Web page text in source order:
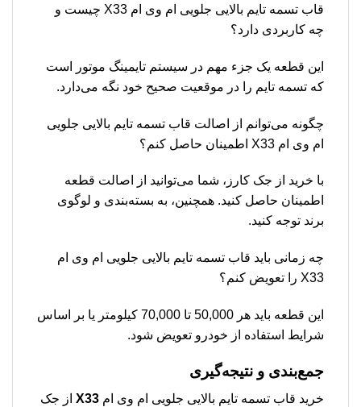
قاب تسمه تایم بالایی جلویی ام وی ام X33 چیست و
چه کاربردی دارد؟
این قطعه یک جزء مهم در سیستم تایمینگ موتور است
که تسمه تایم را در موقعیت صحیح خود نگه می‌دارد.
چگونه می‌توانم از اصالت قاب تسمه تایم بالایی جلویی
ام وی ام X33 اطمینان حاصل کنم؟
با خرید از جک کارز، شما می‌توانید از اصالت قطعه
اطمینان حاصل کنید. همچنین، به بسته‌بندی و لوگوی
برند توجه کنید.
چه زمانی باید قاب تسمه تایم بالایی جلویی ام وی ام
X33 را تعویض کنم؟
این قطعه باید هر 50,000 تا 70,000 کیلومتر یا بر اساس
شرایط استفاده از خودرو تعویض شود.
جمع‌بندی و نتیجه‌گیری
خرید قاب تسمه تایم بالایی جلویی ام وی ام X33 از جک